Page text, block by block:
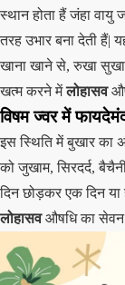
स्थान होता हैं जंहा वायु
तरह उभार बना देती हैं|
खाना खाने से, रुखा
खत्म करने मेंलोहासव
विषम ज्वर में
इस स्थिति में बुखार का
को जुखाम, सिरदर्द,
दिन छोड़कर एक दिन
लोहासवऔषधि का सेवन